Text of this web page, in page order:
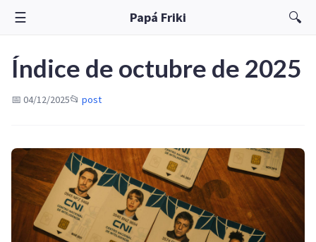
☰ Papá Friki 🔍
Índice de octubre de 2025
📅 04/12/2025📂 post